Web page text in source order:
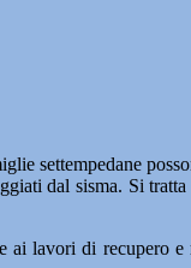
settempedane
dal sisma. Si
lavori di recupero